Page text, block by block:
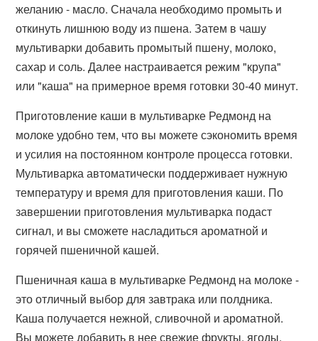
желанию - масло. Сначала необходимо промыть и
откинуть лишнюю воду из пшена. Затем в чашу
мультиварки добавить промытый пшену, молоко,
сахар и соль. Далее настраивается режим "крупа"
или "каша" на примерное время готовки 30-40 минут.
Приготовление каши в мультиварке Редмонд на
молоке удобно тем, что вы можете сэкономить время
и усилия на постоянном контроле процесса готовки.
Мультиварка автоматически поддерживает нужную
температуру и время для приготовления каши. По
завершении приготовления мультиварка подаст
сигнал, и вы сможете насладиться ароматной и
горячей пшеничной кашей.
Пшеничная каша в мультиварке Редмонд на молоке -
это отличный выбор для завтрака или полдника.
Каша получается нежной, сливочной и ароматной.
Вы можете добавить в нее свежие фрукты, ягоды,